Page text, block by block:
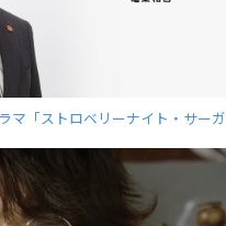
マ「ストロベリーナイト・サーガ